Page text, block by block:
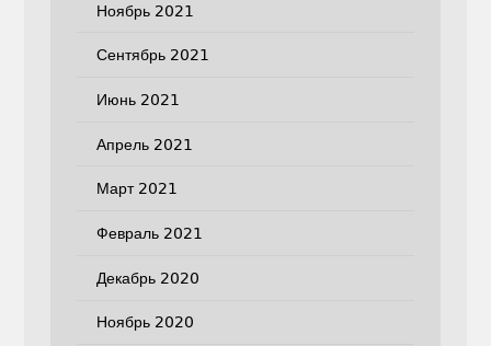
Ноябрь 2021
Сентябрь 2021
Июнь 2021
Апрель 2021
Март 2021
Февраль 2021
Декабрь 2020
Ноябрь 2020